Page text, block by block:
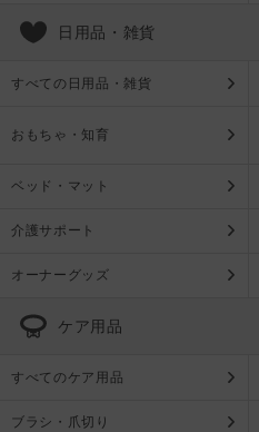
日用品・雑貨
すべての日用品・雑貨
おもちゃ・知育
ベッド・マット
介護サポート
オーナーグッズ
ケア用品
すべてのケア用品
ブラシ・爪切り